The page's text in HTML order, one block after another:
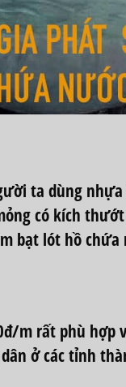
ta dùng nhựa
có kích
bạt lót hồ chứa
m rất phù hợp
ở các tỉnh